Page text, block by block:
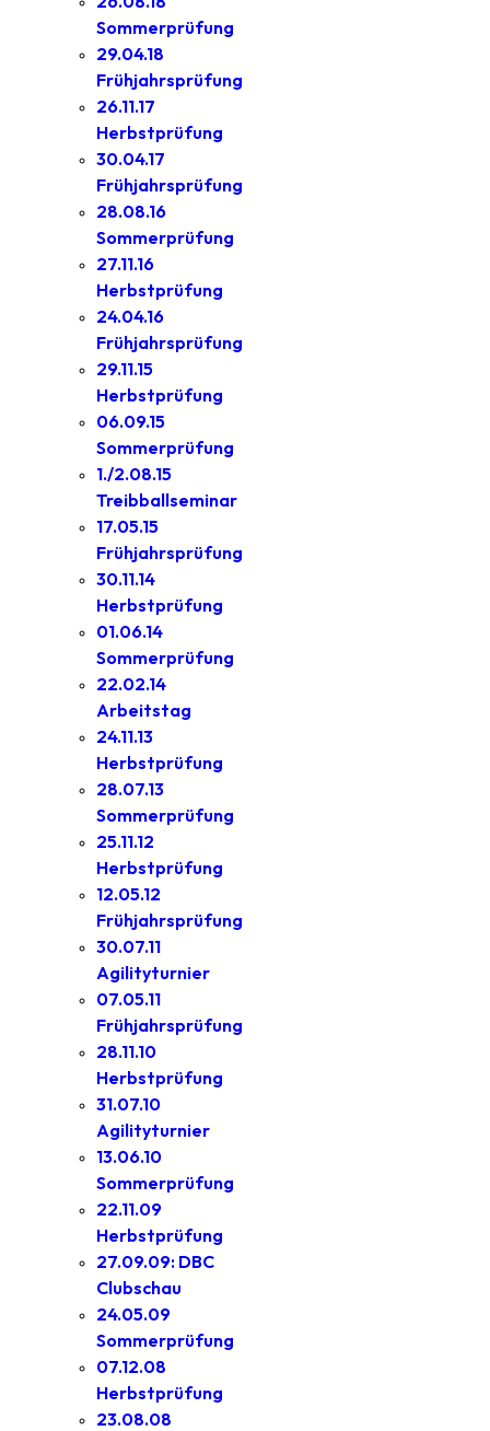
Sommerprüfung
29.04.18
Frühjahrsprüfung
26.11.17
Herbstprüfung
30.04.17
Frühjahrsprüfung
28.08.16
Sommerprüfung
27.11.16
Herbstprüfung
24.04.16
Frühjahrsprüfung
29.11.15
Herbstprüfung
06.09.15
Sommerprüfung
1./2.08.15
Treibballseminar
17.05.15
Frühjahrsprüfung
30.11.14
Herbstprüfung
01.06.14
Sommerprüfung
22.02.14
Arbeitstag
24.11.13
Herbstprüfung
28.07.13
Sommerprüfung
25.11.12
Herbstprüfung
12.05.12
Frühjahrsprüfung
30.07.11
Agilityturnier
07.05.11
Frühjahrsprüfung
28.11.10
Herbstprüfung
31.07.10
Agilityturnier
13.06.10
Sommerprüfung
22.11.09
Herbstprüfung
27.09.09: DBC
Clubschau
24.05.09
Sommerprüfung
07.12.08
Herbstprüfung
23.08.08